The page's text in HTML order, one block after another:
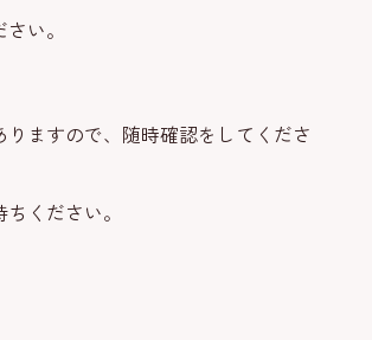
い。
ますので、随時確認をしてくださ
ください。